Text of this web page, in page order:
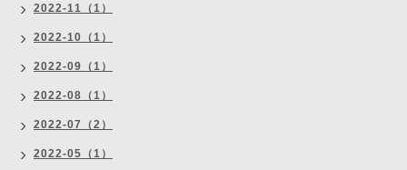
2022-11（1）
2022-10（1）
2022-09（1）
2022-08（1）
2022-07（2）
2022-05（1）